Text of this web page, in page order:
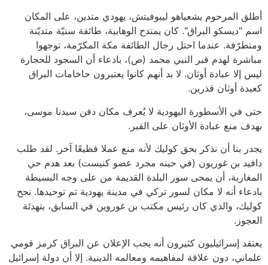
أطلق المرحوم يشعياهو ليبوفيتش، يهودي متدين، على المكان
اسم "ديسكو البراق". كان يمتدح الوهابية، طائفة سنيّة متديّنة
ومتطرّفة. عندما احتل رجال الطائفة مكة المكرّمة، توجهوا
مباشرة لهدم قبر النبي محمد (ص)، بادعاء أن السجود للحجارة
ليس إلا عبادة أوثان. لا بد أنهم كانوا يعتبرون حاخامات البراق
كعبدة أوثان قذرين.
حتى في الأسطورة اليهودية لا يُعرف مكان دفن سيدنا موسى،
بهدف منع عبادة الأوثان على القبر.
يجدر بنا أن نذكر بحق كوليك لأنه منع عملا فظيعًا آخر. لقد طلب
دافيد بن غوريون (في حينه مجرد عضو كنيست) بعد هدم حي
المغاربة، أن يمحى سور البلدة القديمة من على وجه البسيطة
بادعاء أنه لا مكان لسور تركي في مدينة يهودية تم توحيدها. نجح
كوليك، والذي كان رئيس مكتب بن غوروين في السابق، بتهدئة
العجوز.
يعتقد إسرائيليون كثيرون أنه يجب الإعلان عن البراق كرمز قومي
علماني، دون علاقة لمفاهيمه ومعالمه الدينية. إلا أن دولة إسرائيل